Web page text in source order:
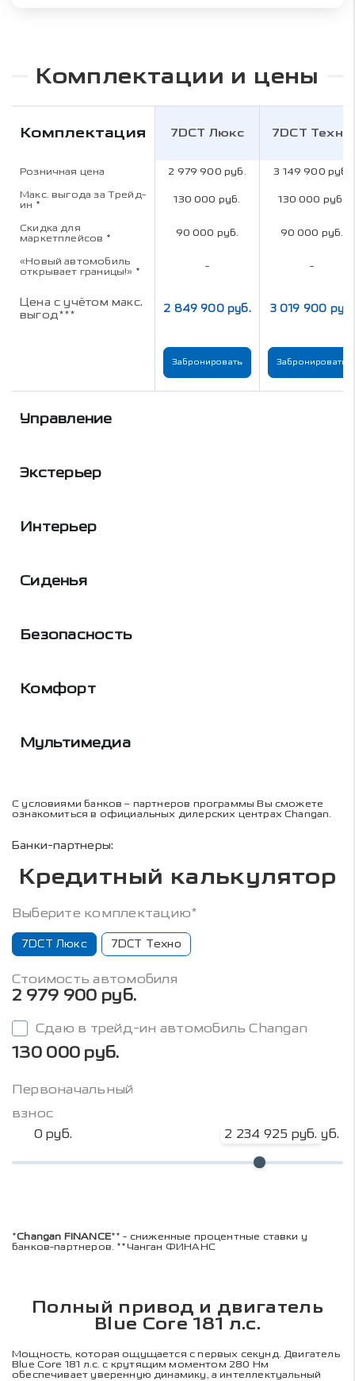
Комплектации и цены
Комплектация 7DCT Люкс 7DCT Техно
Розничная цена 2 979 900 руб. 3 149 900 руб.
Макс. выгода за Трейд-
ин * 130 000 руб. 130 000 руб.
Скидка для
маркетплейсов * 90 000 руб. 90 000 руб.
«Новый автомобиль
открывает границы!» * - -
Цена с учётом макс.
выгод***
2 849 900 руб. 3 019 900 руб.
Забронировать Забронировать
Управление
Экстерьер
Интерьер
Сиденья
Безопасность
Комфорт
Мультимедиа
С условиями банков – партнеров программы Вы сможете
ознакомиться в официальных дилерских центрах Changan.
Банки-партнеры:
Кредитный калькулятор
Выберите комплектацию*
7DCT Люкс 7DCT Техно
Стоимость автомобиля
2 979 900 руб.
Сдаю в трейд-ин автомобиль Changan
130 000 руб.
Первоначальный
взнос
0 руб. 2 234 925 руб.
2 979 900 руб.
*Changan FINANCE** - сниженные процентные ставки у
банков-партнеров. **Чанган ФИНАНС
Полный привод и двигатель
Blue Core 181 л.с.
Мощность, которая ощущается с первых секунд. Двигатель
Blue Core 181 л.с. с крутящим моментом 280 Нм
обеспечивает уверенную динамику, а интеллектуальный